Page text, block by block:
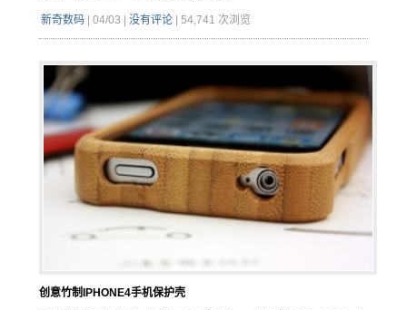
新奇数码| 04/03 没有评论| 54,741 次浏览
创意竹制IPHONE4手机保护壳